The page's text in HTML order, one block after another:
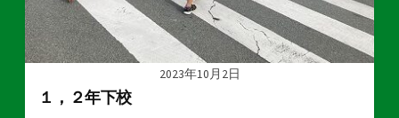
2023年10月2日
１，２年下校